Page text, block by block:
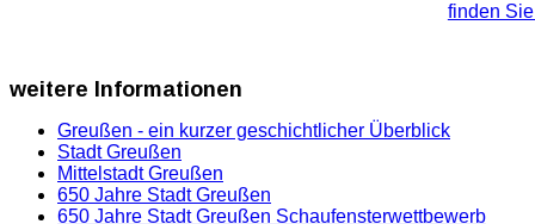
finden
weitere Informationen
Greußen - ein kurzer geschichtlicher Überblick
Stadt Greußen
Mittelstadt Greußen
650 Jahre Stadt Greußen
650 Jahre Stadt Greußen Schaufensterwettbewerb